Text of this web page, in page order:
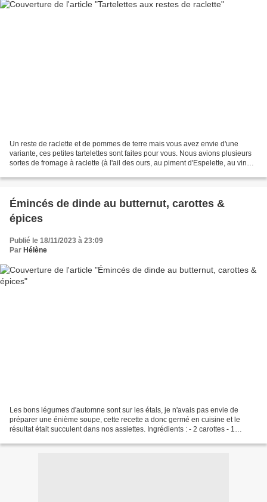
Un reste de raclette et de pommes de terre mais vous avez envie d'une
variante, ces petites tartelettes sont faites pour vous. Nous avions plusieurs
sortes de fromage à raclette (à l'ail des ours, au piment d'Espelette, au vin
Émincés de dinde au butternut, carottes &
épices
Publié le 18/11/2023 à 23:09
Par Hélène
Les bons légumes d'automne sont sur les étals, je n'avais pas envie de
préparer une énième soupe, cette recette a donc germé en cuisine et le
résultat était succulent dans nos assiettes. Ingrédients : - 2 carottes - 1